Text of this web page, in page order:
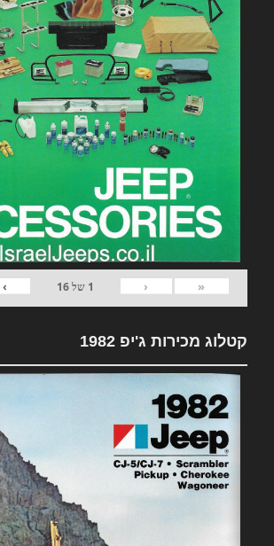
«
‹
1 של16
›
קטלוג מכירות ג'יפ 1982